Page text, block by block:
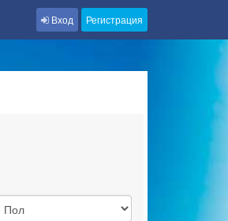
Вход Регистрация